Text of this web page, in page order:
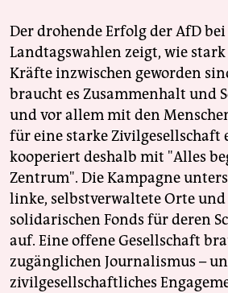
Der drohende Erfolg der AfD
Landtagswahlen zeigt, wie
Kräfte inzwischen geworden
braucht es Zusammenhalt und
und vor allem mit den
für eine starke Zivilgesellschaft
kooperiert deshalb mit "Alles
Zentrum". Die Kampagne
linke, selbstverwaltete Orte
solidarischen Fonds für deren
auf. Eine offene Gesellschaft
zugänglichen Journalismus –
zivilgesellschaftliches